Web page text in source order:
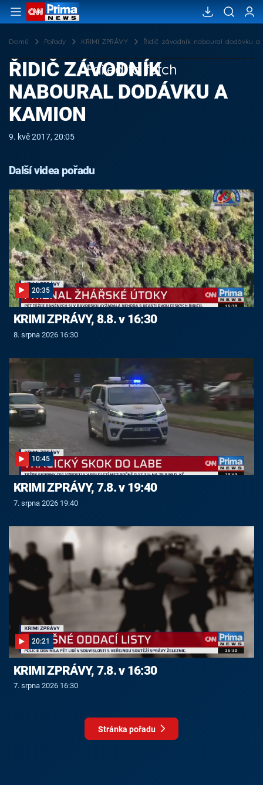
Domů Pořady KRIMI ZPRÁVY Řidič závodník naboural dodávku a
Failed to fetch
ŘIDIČ ZÁVODNÍK
NABOURAL DODÁVKU A
KAMION
9. kvě 2017, 20:05
Další videa pořadu
20:35
KRIMI ZPRÁVY, 8.8. v 16:30
8. srpna 2026 16:30
10:45
KRIMI ZPRÁVY, 7.8. v 19:40
7. srpna 2026 19:40
20:21
KRIMI ZPRÁVY, 7.8. v 16:30
7. srpna 2026 16:30
Stránka pořadu